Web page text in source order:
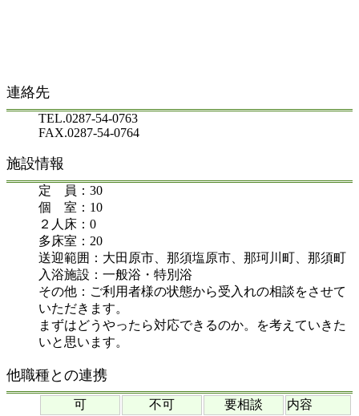
連絡先
TEL.0287-54-0763
FAX.0287-54-0764
施設情報
定 員：30
個 室：10
２人床：0
多床室：20
送迎範囲：大田原市、那須塩原市、那珂川町、那須町
入浴施設：一般浴・特別浴
その他：ご利用者様の状態から受入れの相談をさせて
いただきます。
まずはどうやったら対応できるのか。を考えていきた
いと思います。
他職種との連携
可 不可 要相談 内容